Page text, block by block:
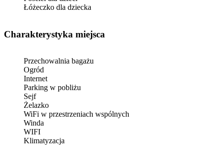
Łóżeczko dla dziecka
Charakterystyka miejsca
Przechowalnia bagażu
Ogród
Internet
Parking w pobliżu
Sejf
Żelazko
WiFi w przestrzeniach wspólnych
Winda
WIFI
Klimatyzacja